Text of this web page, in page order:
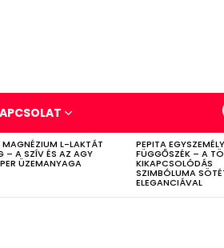
MAGNÉZIUM L-LAKTÁT
– A SZÍV ÉS AZ AGY
ÜZEMANYAGA
PEPITA
FÜGGŐSZÉK – A
KIKAPCSOLÓDÁS
SZIMBÓLUMA
ELEGANCIÁVAL